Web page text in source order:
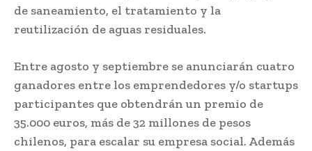
de saneamiento, el tratamiento y la
reutilización de aguas residuales.
Entre agosto y septiembre se anunciarán cuatro
ganadores entre los emprendedores y/o startups
participantes que obtendrán un premio de
35.000 euros, más de 32 millones de pesos
chilenos, para escalar su empresa social. Además